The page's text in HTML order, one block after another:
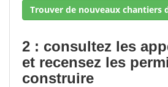
Trouver de nouveaux chantiers
2 : consultez les
et recensez les
construire